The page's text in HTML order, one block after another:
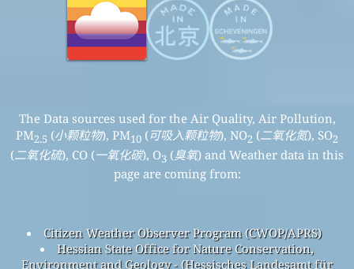
The Data sources used for the Air Quality, Air Pollution,
PM2.5 (小颗粒物), PM10 (可吸入颗粒物), NO2 (二氧化氮), SO2
(二氧化硫), CO (一氧化碳), O3 (臭氧) and Weather data in this
page are coming from:
Citizen Weather Observer Program (CWOP/APRS)
Hessian State Office for Nature Conservation,
Environment and Geology - (Hessisches Landesamt für